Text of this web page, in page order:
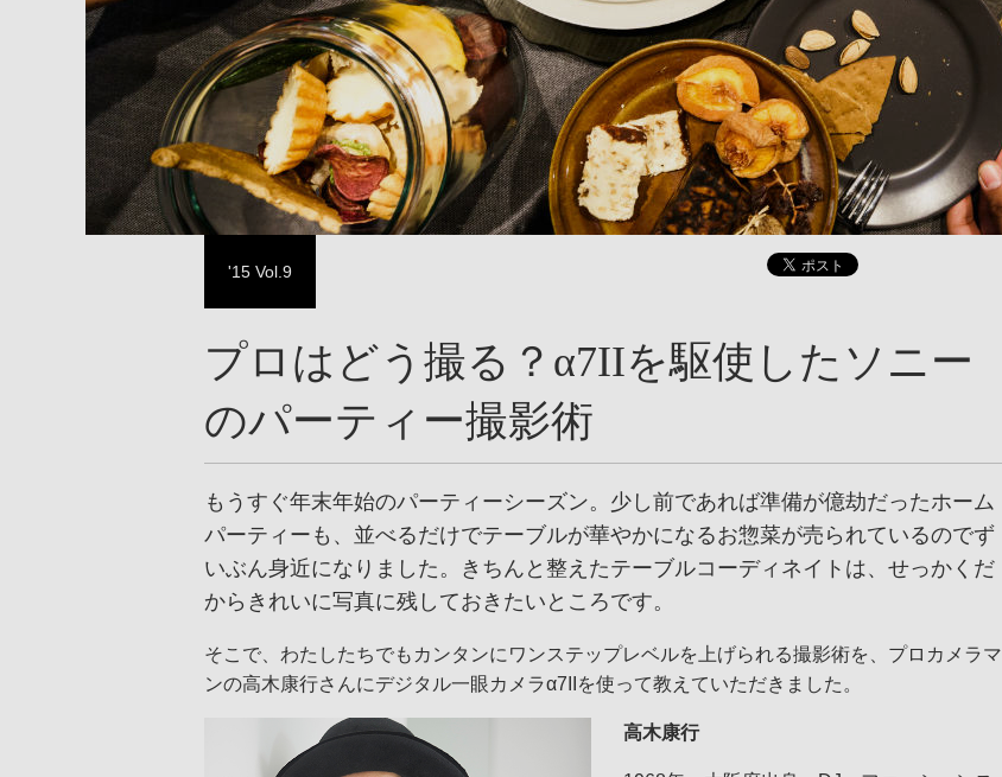
'15 Vol.9
プロはどう撮る？α7IIを駆使したソニー
のパーティー撮影術
もうすぐ年末年始のパーティーシーズン。少し前であれば準備が億劫だったホーム
パーティーも、並べるだけでテーブルが華やかになるお惣菜が売られているのでず
いぶん身近になりました。きちんと整えたテーブルコーディネイトは、せっかくだ
からきれいに写真に残しておきたいところです。
そこで、わたしたちでもカンタンにワンステップレベルを上げられる撮影術を、プロカメラマ
ンの高木康行さんにデジタル一眼カメラα7IIを使って教えていただきました。
高木康行